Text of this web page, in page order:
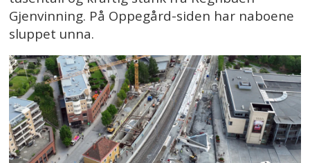
Gjenvinning. På Oppegård-siden har naboene
sluppet unna.